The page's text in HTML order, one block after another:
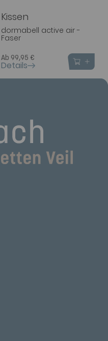
Kissen
dormabell active air -
Faser
Ab 99,95 €
Details